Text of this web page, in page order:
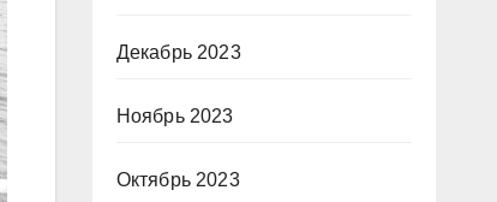
Декабрь 2023
Ноябрь 2023
Октябрь 2023